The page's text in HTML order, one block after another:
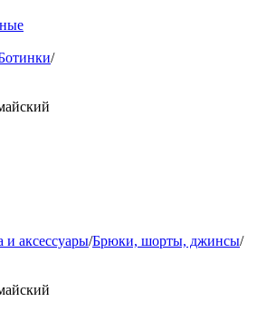
/
и аксессуары/Брюки, шорты, джинсы/